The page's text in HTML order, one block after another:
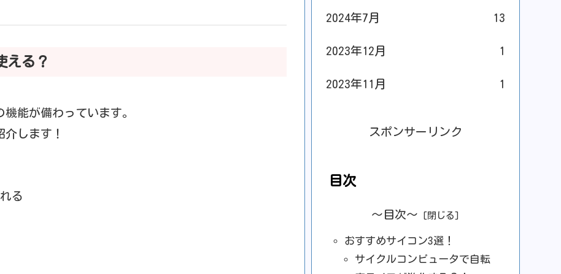
える？
能が備わっています。
します！
る
2024年7月 13
2023年12月 1
2023年11月 1
スポンサーリンク
目次
〜目次〜
おすすめサイコン3選！
サイクルコンピュータで自転